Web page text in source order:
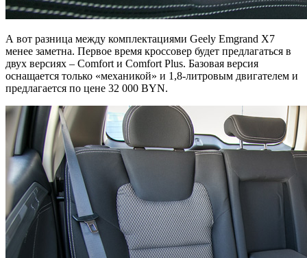
А вот разница между комплектациями Geely Emgrand X7
менее заметна. Первое время кроссовер будет предлагаться в
двух версиях – Comfort и Comfort Plus. Базовая версия
оснащается только «механикой» и 1,8-литровым двигателем и
предлагается по цене 32 000 BYN.